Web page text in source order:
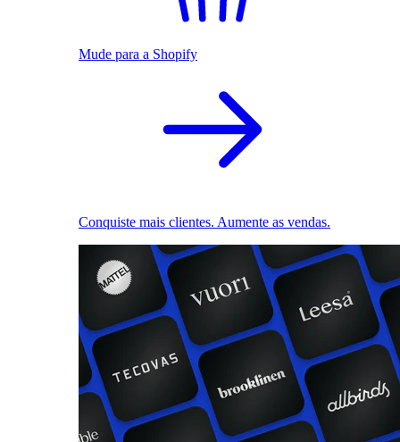
Mude para a Shopify
Conquiste mais clientes. Aumente as vendas.